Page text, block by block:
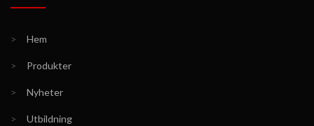
> Hem
> Produkter
> Nyheter
> Utbildning